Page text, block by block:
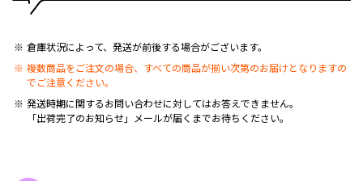
倉庫状況によって、発送が前後する場合がございます。
複数商品をご注文の場合、すべての商品が揃い次第のお届けとなりますの
でご注意ください。
発送時期に関するお問い合わせに対してはお答えできません。
「出荷完了のお知らせ」メールが届くまでお待ちください。